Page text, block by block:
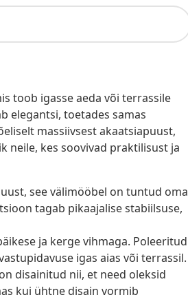
toob igasse aeda või terrassile
elegantsi, toetades samas
massiivsest akaatsiapuust,
neile, kes soovivad praktilisust ja
see välimööbel on tuntud oma
tagab pikaajalise stabiilsuse,
ja kerge vihmaga. Poleeritud
igas aias või terrassil.
disainitud nii, et need oleksid
kui ühtne disain vormib